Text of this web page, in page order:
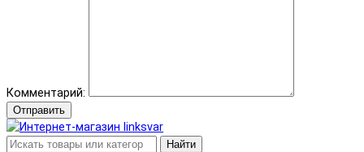
Комментарий:
Отправить
Найти